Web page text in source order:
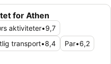
for Athen
aktiviteter•9,7
transport•8,4 Par•6,2